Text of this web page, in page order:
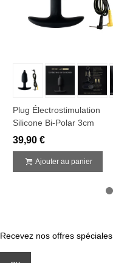
Plug Électrostimulation
Silicone Bi-Polar 3cm
39,90 €
Ajouter au panier
Recevez nos offres spéciales